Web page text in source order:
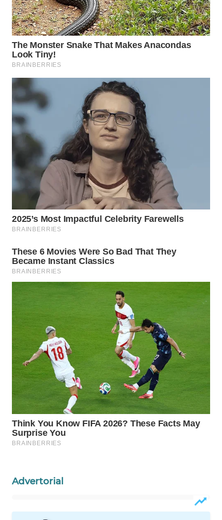
Advertorial
WAHANA
INFRASTRUKTUR
WAHANA
KONSUMEN
WAHANA
LISTRIK
WAHANA
TRAVEL
WAHANANEWS
ID
WAHANANEWS
NET
SPORT
WAHANA
UMKM
WAHANA
SELEB
WAHANA
PERSONA